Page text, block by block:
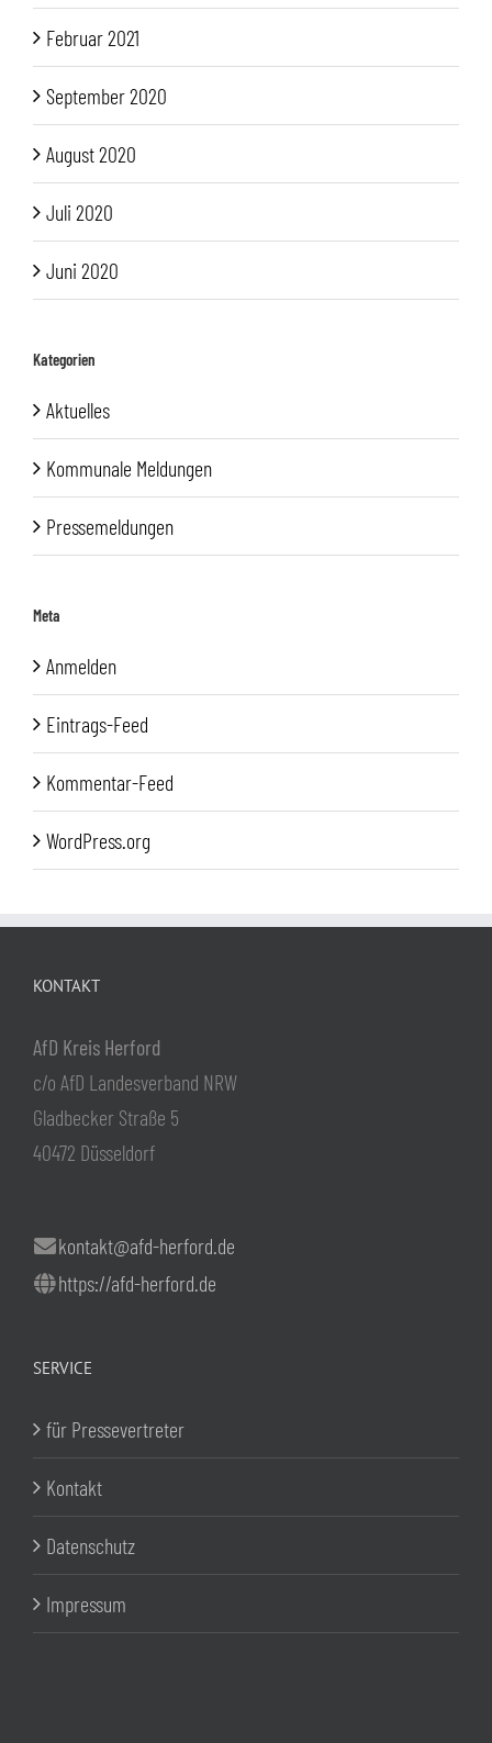
Februar 2021
September 2020
August 2020
Juli 2020
Juni 2020
Kategorien
Aktuelles
Kommunale Meldungen
Pressemeldungen
Meta
Anmelden
Eintrags-Feed
Kommentar-Feed
WordPress.org
KONTAKT
AfD Kreis Herford
c/o AfD Landesverband NRW
Gladbecker Straße 5
40472 Düsseldorf
kontakt@afd-herford.de
https://afd-herford.de
SERVICE
für Pressevertreter
Kontakt
Datenschutz
Impressum